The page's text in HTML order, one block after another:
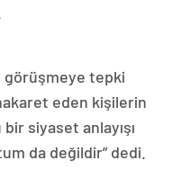
görüşmeye tepki
eden kişilerin
siyaset anlayışı
da değildir” dedi.